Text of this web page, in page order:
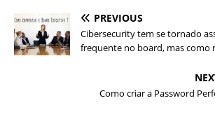
PREVIOUS
Cibersecurity tem se tornado
frequente no board, mas como
Como criar a Password